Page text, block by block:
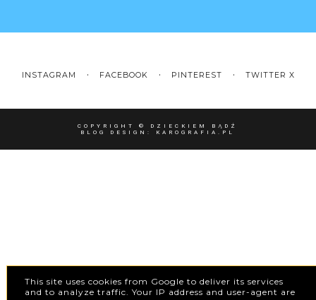
INSTAGRAM FACEBOOK PINTEREST TWITTER X
COPYRIGHT © DZIECKIEM BĄDŹ
BLOG DESIGN: KAROGRAFIA.PL
This site uses cookies from Google to deliver its services
and to analyze traffic. Your IP address and user-agent are